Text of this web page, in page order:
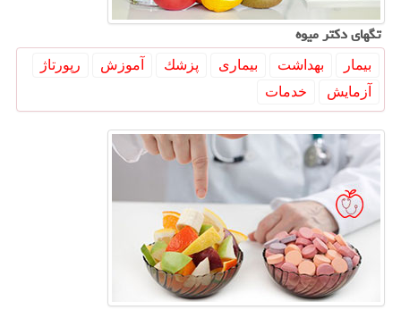
تگهای دكتر میوه
بیمار بهداشت بیماری پزشك آموزش
رپورتاژ
آزمایش
خدمات